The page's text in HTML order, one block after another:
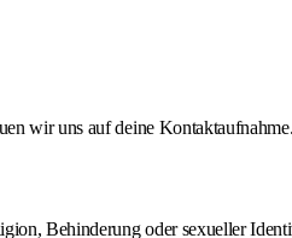
wir uns auf deine Kontaktaufnahme.
Behinderung oder sexueller